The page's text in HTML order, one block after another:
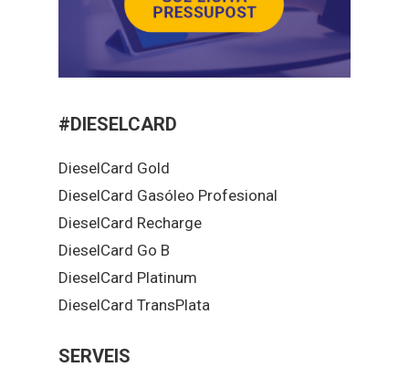
#DIESELCARD
DieselCard Gold
DieselCard Gasóleo Profesional
DieselCard Recharge
DieselCard Go B
DieselCard Platinum
DieselCard TransPlata
SERVEIS